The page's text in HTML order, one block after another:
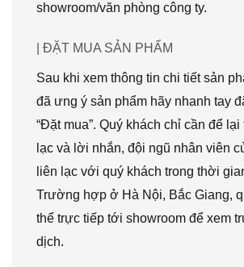
showroom/văn phòng công ty.
| ĐẶT MUA SẢN PHẨM
Sau khi xem thông tin chi tiết sản
đã ưng ý sản phẩm hãy nhanh tay
“Đặt mua”. Quý khách chỉ cần để
lạc và lời nhắn, đội ngũ nhân viên
liên lạc với quý khách trong thời
Trường hợp ở Hà Nội, Bắc Giang,
thể trực tiếp tới showroom để xem
dịch.